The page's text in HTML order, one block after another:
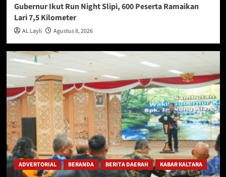
Gubernur Ikut Run Night Slipi, 600 Peserta Ramaikan
Lari 7,5 Kilometer
AL Layli Agustus 8, 2026
ADVERTORIAL BERANDA BERITA DAERAH KABAR KALTARA